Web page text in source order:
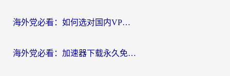
海外党必看：如何选对国内VPN，实现无缝访问国内资源？
海外党必看：加速器下载永久免费版真的存在吗？教你无缝访问国内资源的正确姿势